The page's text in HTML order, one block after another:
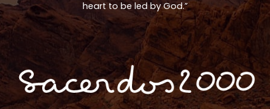
heart to be led by God.”